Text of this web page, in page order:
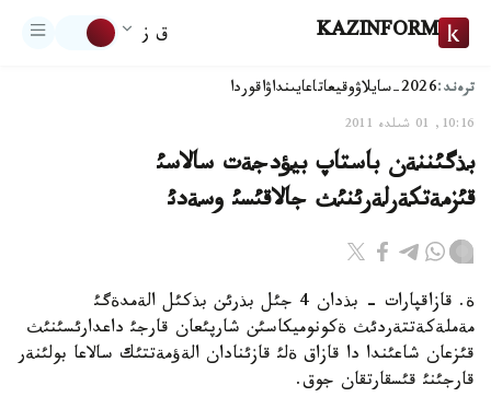
KAZINFORM ق ز
ترەند:2026-سايلاۋ وقيعاتاعايىنداۋاقوردا
10:16, 01 شىلدە 2011
بذگئننةن باستاپ بيؤدجةت سالاسئ
قئزمةتكةرلةرئنئث جالاقئسئ وسةدئ
ة. قازاقپارات - بذدان 4 جئل بذرئن بذكئل الةمدةگئ
مةملةكةتتةردئث ةكونوميكاسئن شارپئعان قارجئ داعدارئسئنئث
قئزعان شاعئندا دا قازاق ةلئ قازئنادان الةؤمةتتئك سالاعا بولئنةر
قارجئنئ قئسقارتقان جوق.